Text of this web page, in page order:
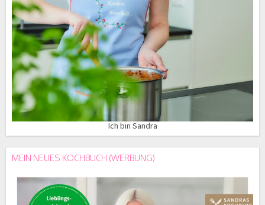
Ich bin Sandra
MEIN NEUES KOCHBUCH (WERBUNG)